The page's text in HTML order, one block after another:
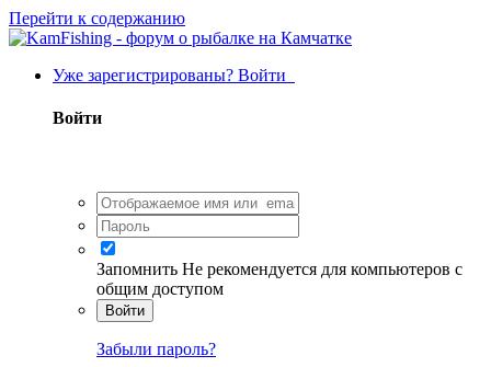
Перейти к содержанию
Уже зарегистрированы? Войти
Войти
Запомнить Не рекомендуется для компьютеров с
общим доступом
Войти
Забыли пароль?